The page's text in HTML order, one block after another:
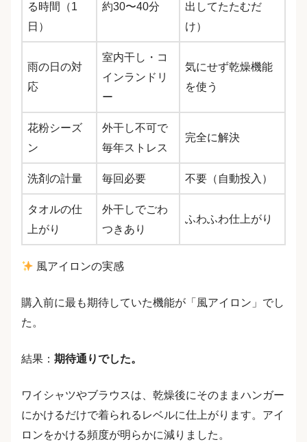
る時間（1
日）
約30〜40分
出してたたむだ
け）
雨の日の対
応
室内干し・コ
インランドリ
ー
気にせず乾燥機能
を使う
花粉シーズ
ン
外干し不可で
毎年ストレス
完全に解決
洗剤の計量 毎回必要 不要（自動投入）
タオルの仕
上がり
外干しでごわ
つきあり
ふわふわ仕上がり
風アイロンの実感
購入前に最も期待していた機能が「風アイロン」でし
た。
結果： 期待通りでした。
ワイシャツやブラウスは、乾燥後にそのままハンガー
にかけるだけで着られるレベルに仕上がります。アイ
ロンをかける頻度が明らかに減りました。